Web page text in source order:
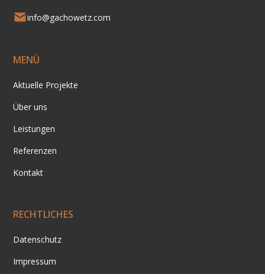
info@gachowetz.com
MENÜ
Aktuelle Projekte
Über uns
Leistungen
Referenzen
Kontakt
RECHTLICHES
Datenschutz
Impressum